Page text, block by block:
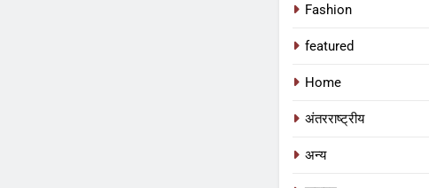
Fashion
featured
Home
अंतरराष्ट्रीय
अन्य